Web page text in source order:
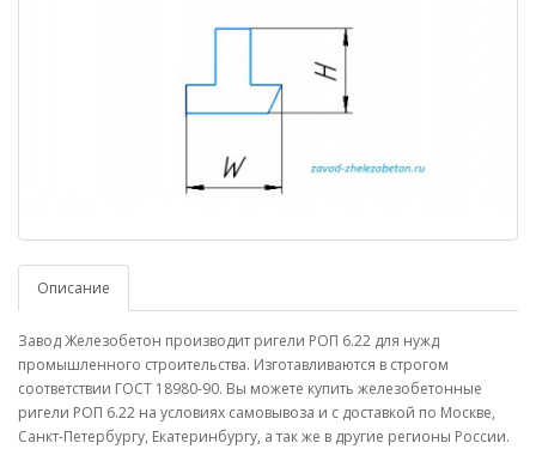
Описание
Завод Железобетон производит ригели РОП 6.22 для нужд
промышленного строительства. Изготавливаются в строгом
соответствии ГОСТ 18980-90. Вы можете купить железобетонные
ригели РОП 6.22 на условиях самовывоза и с доставкой по Москве,
Санкт-Петербургу, Екатеринбургу, а так же в другие регионы России.